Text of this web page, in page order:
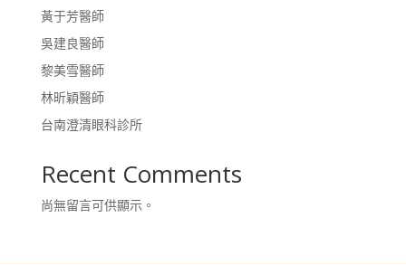
黃于芳醫師
吳建良醫師
黎美雪醫師
林昕穎醫師
台南澄清眼科診所
Recent Comments
尚無留言可供顯示。